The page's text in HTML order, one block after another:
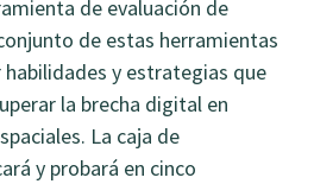
de evaluación de
de estas herramientas
y estrategias que
la brecha digital en
La caja de
y probará en cinco